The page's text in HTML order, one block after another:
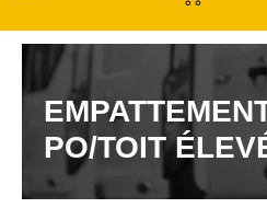
PO/TOIT